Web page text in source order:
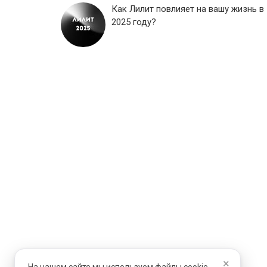
×
Как Лилит повлияет на вашу жизнь в
2025 году?